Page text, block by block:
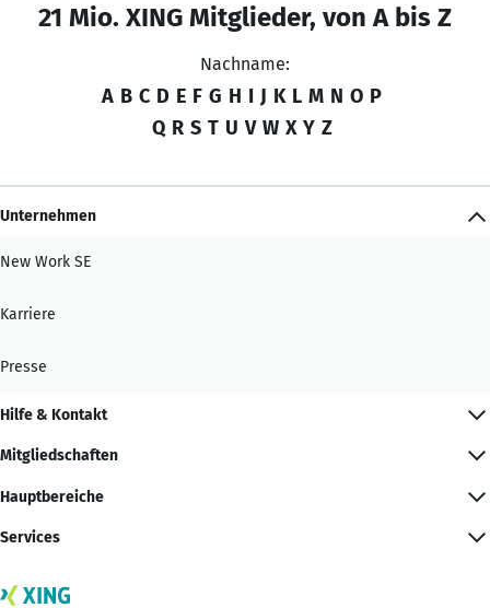
21 Mio. XING Mitglieder, von A bis Z
Nachname:
A B C D E F G H I J K L M N O P
Q R S T U V W X Y Z
Unternehmen
New Work SE
Karriere
Presse
Hilfe & Kontakt
Mitgliedschaften
Hauptbereiche
Services